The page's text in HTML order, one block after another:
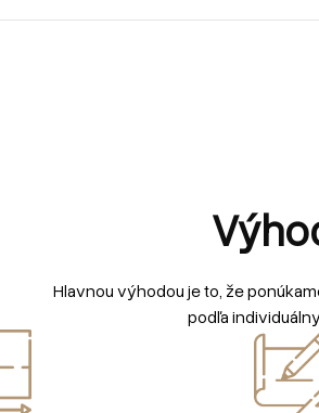
Hlavnou výhodou je to, že
podľa